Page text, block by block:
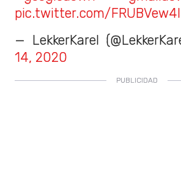
pic.twitter.com/
— LekkerKarel
14, 2020